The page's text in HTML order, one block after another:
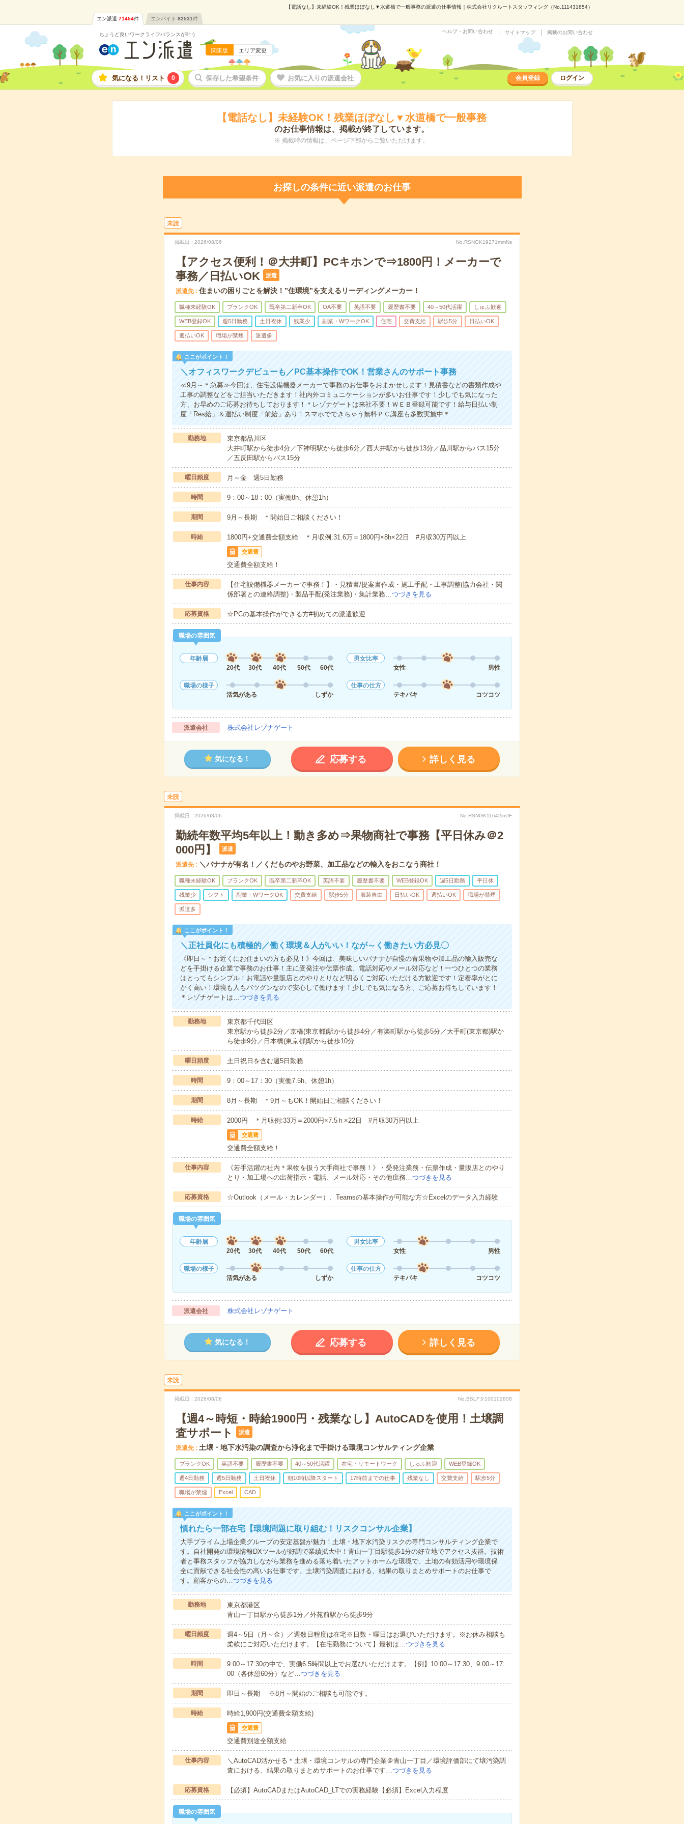
【電話なし】未経験OK！残業ほぼなし▼水道橋で一般事務の派遣の仕事情報｜株式会社リクルートスタッフィング（No.111431854）
エン派遣 71454件 エンバイト 82531件
ちょうど良いワークライフバランスが叶う
関東版 エリア変更
ヘルプ・お問い合わせ サイトマップ 掲載のお問い合わせ
気になる！リスト 0 保存した希望条件 お気に入りの派遣会社 会員登録 ログイン
【電話なし】未経験OK！残業ほぼなし▼水道橋で一般事務
のお仕事情報は、掲載が終了しています。
※ 掲載時の情報は、ページ下部からご覧いただけます。
お探しの条件に近い派遣のお仕事
未読
掲載日 2026/08/06 No.RSNGK19271mmNs
【アクセス便利！＠大井町】PCキホンで⇒1800円！メーカーで
事務／日払いOK
派遣
派遣先 住まいの困りごとを解決！”住環境”を支えるリーディングメーカー！
職種未経験OK ブランクOK 既卒第二新卒OK OA不要 英語不要 履歴書不要 40～50代活躍 しゅふ歓迎
WEB登録OK 週5日勤務 土日祝休 残業少 副業・WワークOK 住宅 交費支給 駅歩5分 日払いOK
週払いOK 職場が禁煙 派遣多
ここがポイント！
＼オフィスワークデビューも／PC基本操作でOK！営業さんのサポート事務
≪9月～＊急募≫今回は、住宅設備機器メーカーで事務のお仕事をおまかせします！見積書などの書類作成や
工事の調整などをご担当いただきます！社内外コミュニケーションが多いお仕事です！少しでも気になった
方、お早めのご応募お待ちしております！＊レゾナゲートは来社不要！ＷＥＢ登録可能です！給与日払い制
度「Res給」＆週払い制度「前給」あり！スマホでできちゃう無料ＰＣ講座も多数実施中＊
勤務地
東京都品川区
大井町駅から徒歩4分／下神明駅から徒歩6分／西大井駅から徒歩13分／品川駅からバス15分
／五反田駅からバス15分
曜日頻度 月～金 週5日勤務
時間 9：00～18：00（実働8h、休憩1h）
期間 9月～長期 ＊開始日ご相談ください！
時給 1800円+交通費全額支給 ＊月収例:31.6万＝1800円×8h×22日 #月収30万円以上
交通費
交通費全額支給！
仕事内容
【住宅設備機器メーカーで事務！】・見積書/提案書作成・施工手配・工事調整(協力会社・関
係部署との連絡調整)・製品手配(発注業務)・集計業務…つづきを見る
応募資格 ☆PCの基本操作ができる方#初めての派遣歓迎
職場の雰囲気
年齢層
20代
30代 40代 50代 60代
男女比率
女性
男性
職場の様子
活気がある
しずか
仕事の仕方
テキパキ
コツコツ
派遣会社 株式会社レゾナゲート
気になる！ 応募する 詳しく見る
未読
掲載日 2026/08/06 No.RSNGK11642ioUF
勤続年数平均5年以上！動き多め⇒果物商社で事務【平日休み＠2
000円】
派遣
派遣先 ＼バナナが有名！／くだものやお野菜、加工品などの輸入をおこなう商社！
職種未経験OK ブランクOK 既卒第二新卒OK 英語不要 履歴書不要 WEB登録OK 週5日勤務 平日休
残業少 シフト 副業・WワークOK 交費支給 駅歩5分 服装自由 日払いOK 週払いOK 職場が禁煙
派遣多
ここがポイント！
＼正社員化にも積極的／働く環境＆人がいい！なが～く働きたい方必見〇
《即日～＊お近くにお住まいの方も必見！》今回は、美味しいバナナが自慢の青果物や加工品の輸入販売な
どを手掛ける企業で事務のお仕事！主に受発注や伝票作成、電話対応やメール対応など！一つひとつの業務
はとってもシンプル！お電話や量販店とのやりとりなど明るくご対応いただける方歓迎です！定着率がとに
かく高い！環境も人もバツグンなので安心して働けます！少しでも気になる方、ご応募お待ちしています！
＊レゾナゲートは…つづきを見る
勤務地
東京都千代田区
東京駅から徒歩2分／京橋(東京都)駅から徒歩4分／有楽町駅から徒歩5分／大手町(東京都)駅か
ら徒歩9分／日本橋(東京都)駅から徒歩10分
曜日頻度 土日祝日を含む週5日勤務
時間 9：00～17：30（実働7.5h、休憩1h）
期間 8月～長期 ＊9月～もOK！開始日ご相談ください！
時給 2000円 ＊月収例:33万＝2000円×7.5ｈ×22日 #月収30万円以上
交通費
交通費全額支給！
仕事内容
《若手活躍の社内＊果物を扱う大手商社で事務！》・受発注業務・伝票作成・量販店とのやり
とり・加工場への出荷指示・電話、メール対応・その他庶務…つづきを見る
応募資格 ☆Outlook（メール・カレンダー）、Teamsの基本操作が可能な方☆Excelのデータ入力経験
職場の雰囲気
年齢層
20代
30代 40代 50代 60代
男女比率
女性
男性
職場の様子
活気がある
しずか
仕事の仕方
テキパキ
コツコツ
派遣会社 株式会社レゾナゲート
気になる！ 応募する 詳しく見る
未読
掲載日 2026/08/06 No.BSLFタ100102808
【週4～時短・時給1900円・残業なし】AutoCADを使用！土壌調
査サポート
派遣
派遣先 土壌・地下水汚染の調査から浄化まで手掛ける環境コンサルティング企業
ブランクOK 英語不要 履歴書不要 40～50代活躍 在宅・リモートワーク しゅふ歓迎 WEB登録OK
週4日勤務 週5日勤務 土日祝休 朝10時以降スタート 17時前までの仕事 残業なし 交費支給 駅歩5分
職場が禁煙 Excel CAD
ここがポイント！
慣れたら一部在宅【環境問題に取り組む！リスクコンサル企業】
大手プライム上場企業グループの安定基盤が魅力！土壌・地下水汚染リスクの専門コンサルティング企業で
す。自社開発の環境情報DXツールが好調で業績拡大中！青山一丁目駅徒歩1分の好立地でアクセス抜群。技術
者と事務スタッフが協力しながら業務を進める落ち着いたアットホームな環境で、土地の有効活用や環境保
全に貢献できる社会性の高いお仕事です。土壌汚染調査における、結果の取りまとめサポートのお仕事で
す。顧客からの…つづきを見る
勤務地
東京都港区
青山一丁目駅から徒歩1分／外苑前駅から徒歩9分
曜日頻度
週4～5日（月～金）／週数日程度は在宅※日数・曜日はお選びいただけます。※お休み相談も
柔軟にご対応いただけます。【在宅勤務について】最初は…つづきを見る
時間
9:00～17:30の中で、実働6.5時間以上でお選びいただけます。【例】10:00～17:30、9:00～17:
00（各休憩60分）など…つづきを見る
期間 即日～長期 ※8月～開始のご相談も可能です。
時給 時給1,900円(交通費全額支給)
交通費
交通費別途全額支給
仕事内容
＼AutoCAD活かせる＊土壌・環境コンサルの専門企業＠青山一丁目／環境評価部にて壌汚染調
査における、結果の取りまとめサポートのお仕事です…つづきを見る
応募資格 【必須】AutoCADまたはAutoCAD_LTでの実務経験【必須】Excel入力程度
職場の雰囲気